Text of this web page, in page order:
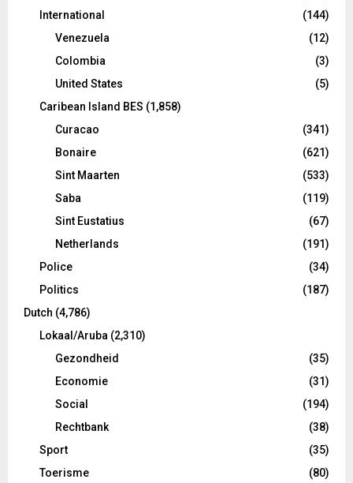
International
(144)
Venezuela
(12)
Colombia
(3)
United States
(5)
Caribean Island BES (1,858)
Curacao
(341)
Bonaire
(621)
Sint Maarten
(533)
Saba
(119)
Sint Eustatius
(67)
Netherlands
(191)
Police
(34)
Politics
(187)
Dutch (4,786)
Lokaal/Aruba (2,310)
Gezondheid
(35)
Economie
(31)
Social
(194)
Rechtbank
(38)
Sport
(35)
Toerisme
(80)